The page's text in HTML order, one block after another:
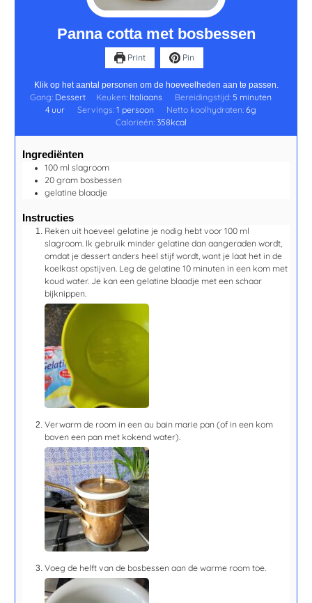
Panna cotta met bosbessen
Print Pin
Klik op het aantal personen om de hoeveelheden aan te passen.
Gang: Dessert Keuken: Italiaans Bereidingstijd: 5 minuten
4 uur Servings:1 persoon Netto koolhydraten: 6g
Calorieën: 358kcal
Ingrediënten
100 ml slagroom
20 gram bosbessen
gelatine blaadje
Instructies
Reken uit hoeveel gelatine je nodig hebt voor 100 ml
slagroom. Ik gebruik minder gelatine dan aangeraden wordt,
omdat je dessert anders heel stijf wordt, want je laat het in de
koelkast opstijven. Leg de gelatine10 minuten in een kom met
koud water. Je kan een gelatine blaadje met een schaar
bijknippen.
Verwarm de room in een au bain marie pan (of in een kom
boven een pan met kokend water).
Voeg de helft van de bosbessen aan de warme room toe.